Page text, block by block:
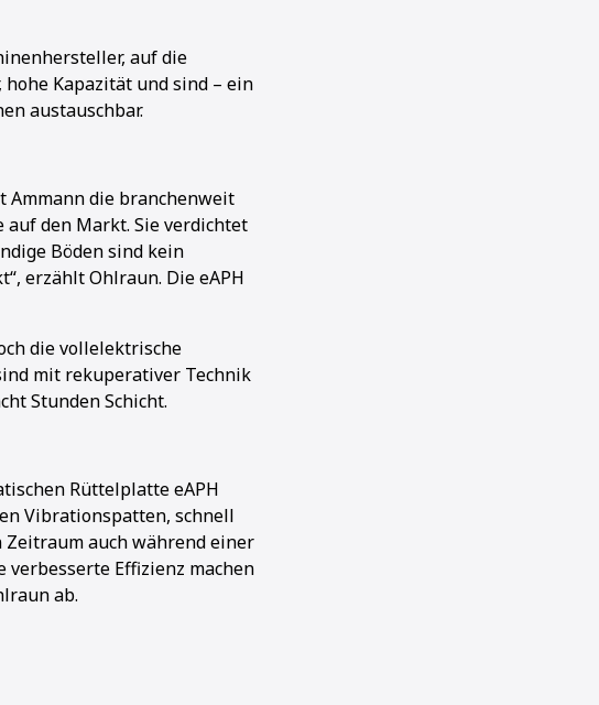
auf die
hohe Kapazität und sind – ein
austauschbar.
Ammann die branchenweit
den Markt. Sie verdichtet
Böden sind kein
erzählt Ohlraun. Die eAPH
die vollelektrische
mit rekuperativer Technik
Stunden Schicht.
Rüttelplatte eAPH
Vibrationspatten, schnell
auch während einer
verbesserte Effizienz machen
ab.